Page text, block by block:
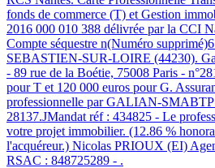
fonds de commerce (T) et Gestion
2016 000 010 388 délivrée par la CCI
Compte séquestre n(Numéro
SEBASTIEN-SUR-LOIRE (44230).
- 89 rue de la Boétie, 75008 Paris -
pour T et 120 000 euros pour G.
professionnelle par GALIAN-SMABTP
28137.JMandat réf : 434825 - Le
votre projet immobilier. (12.86 %
l'acquéreur.) Nicolas PRIOUX (EI)
RSAC : 848725289 - .